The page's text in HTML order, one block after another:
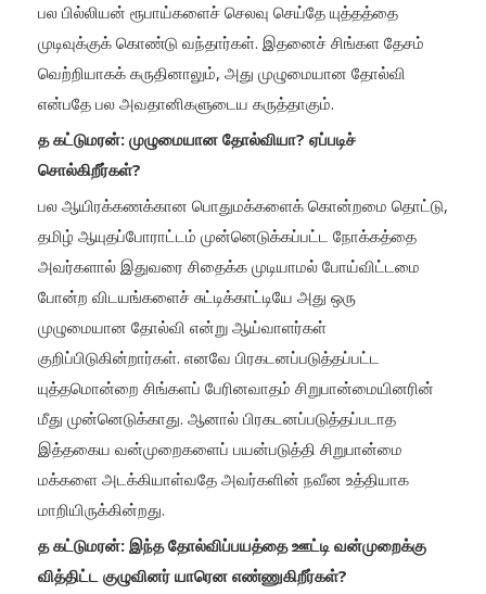
பல பில்லியன் ரூபாய்களைச் செலவு செய்தே யுத்தத்தை
முடிவுக்குக் கொண்டு வந்தார்கள். இதனைச் சிங்கள தேசம்
வெற்றியாகக் கருதினாலும், அது முழுமையான தோல்வி
என்பதே பல அவதானிகளுடைய கருத்தாகும்.
த கட்டுமரன்: முழுமையான தோல்வியா? ஏப்படிச்
சொல்கிறீர்கள்?
பல ஆயிரக்கணக்கான பொதுமக்களைக் கொன்றமை தொட்டு,
தமிழ் ஆயுதப்போராட்டம் முன்னெடுக்கப்பட்ட நோக்கத்தை
அவர்களால் இதுவரை சிதைக்க முடியாமல் போய்விட்டமை
போன்ற விடயங்களைச் சுட்டிக்காட்டியே அது ஒரு
முழுமையான தோல்வி என்று ஆய்வாளர்கள்
குறிப்பிடுகின்றார்கள். எனவே பிரகடனப்படுத்தப்பட்ட
யுத்தமொன்றை சிங்களப் பேரினவாதம் சிறுபான்மையினரின்
மீது முன்னெடுக்காது. ஆனால் பிரகடனப்படுத்தப்படாத
இத்தகைய வன்முறைகளைப் பயன்படுத்தி சிறுபான்மை
மக்களை அடக்கியாள்வதே அவர்களின் நவீன உத்தியாக
மாறியிருக்கின்றது.
த கட்டுமரன்: இந்த தோல்விப்பயத்தை ஊட்டி வன்முறைக்கு
வித்திட்ட குழுவினர் யாரென எண்ணுகிறீர்கள்?